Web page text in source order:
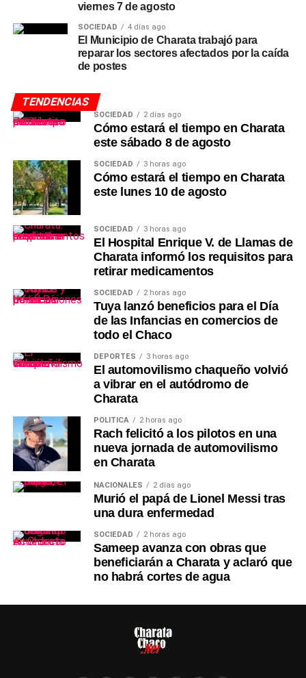
viernes 7 de agosto
SOCIEDAD 4 días ago
El Municipio de Charata trabajó para
reparar los sectores afectados por la caída
de postes
TENDENCIAS
SOCIEDAD 2 días ago
Cómo estará el tiempo en Charata
este sábado 8 de agosto
SOCIEDAD 3 horas ago
Cómo estará el tiempo en Charata
este lunes 10 de agosto
SOCIEDAD 3 horas ago
El Hospital Enrique V. de Llamas de
Charata informó los requisitos para
retirar medicamentos
SOCIEDAD 2 horas ago
Tuya lanzó beneficios para el Día
de las Infancias en comercios de
todo el Chaco
DEPORTES 3 horas ago
El automovilismo chaqueño volvió
a vibrar en el autódromo de
Charata
POLÍTICA 2 horas ago
Rach felicitó a los pilotos en una
nueva jornada de automovilismo
en Charata
NACIONALES 2 días ago
Murió el papá de Lionel Messi tras
una dura enfermedad
SOCIEDAD 2 horas ago
Sameep avanza con obras que
beneficiarán a Charata y aclaró que
no habrá cortes de agua